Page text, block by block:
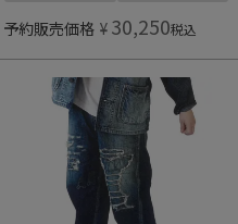
予約販売価格 ¥ 30,250税込